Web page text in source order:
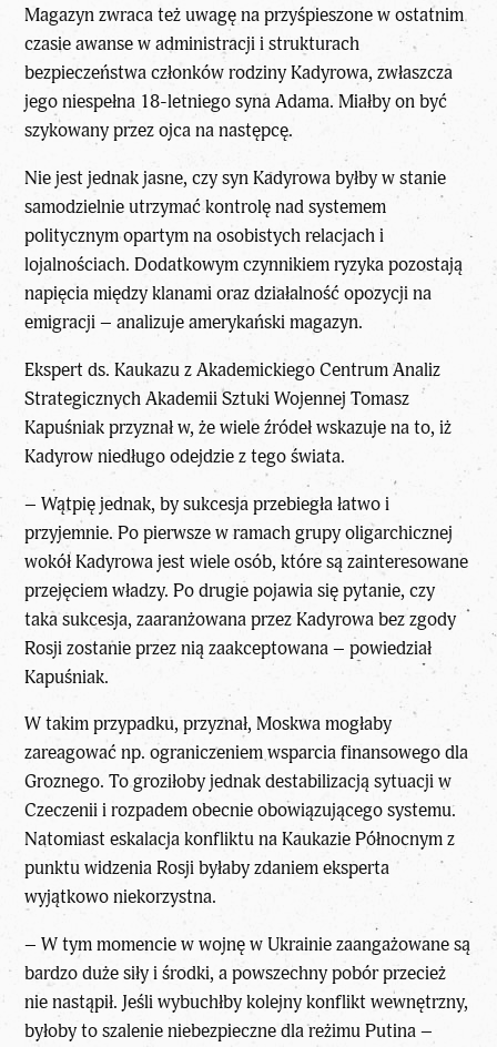
Magazyn zwraca też uwagę na przyśpieszone w ostatnim
czasie awanse w administracji i strukturach
bezpieczeństwa członków rodziny Kadyrowa, zwłaszcza
jego niespełna 18-letniego syna Adama. Miałby on być
szykowany przez ojca na następcę.
Nie jest jednak jasne, czy syn Kadyrowa byłby w stanie
samodzielnie utrzymać kontrolę nad systemem
politycznym opartym na osobistych relacjach i
lojalnościach. Dodatkowym czynnikiem ryzyka pozostają
napięcia między klanami oraz działalność opozycji na
emigracji – analizuje amerykański magazyn.
Ekspert ds. Kaukazu z Akademickiego Centrum Analiz
Strategicznych Akademii Sztuki Wojennej Tomasz
Kapuśniak przyznał w, że wiele źródeł wskazuje na to, iż
Kadyrow niedługo odejdzie z tego świata.
– Wątpię jednak, by sukcesja przebiegła łatwo i
przyjemnie. Po pierwsze w ramach grupy oligarchicznej
wokół Kadyrowa jest wiele osób, które są zainteresowane
przejęciem władzy. Po drugie pojawia się pytanie, czy
taka sukcesja, zaaranżowana przez Kadyrowa bez zgody
Rosji zostanie przez nią zaakceptowana – powiedział
Kapuśniak.
W takim przypadku, przyznał, Moskwa mogłaby
zareagować np. ograniczeniem wsparcia finansowego dla
Groznego. To groziłoby jednak destabilizacją sytuacji w
Czeczenii i rozpadem obecnie obowiązującego systemu.
Natomiast eskalacja konfliktu na Kaukazie Północnym z
punktu widzenia Rosji byłaby zdaniem eksperta
wyjątkowo niekorzystna.
– W tym momencie w wojnę w Ukrainie zaangażowane są
bardzo duże siły i środki, a powszechny pobór przecież
nie nastąpił. Jeśli wybuchłby kolejny konflikt wewnętrzny,
byłoby to szalenie niebezpieczne dla reżimu Putina –